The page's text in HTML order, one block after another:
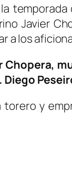
Javier
a los
Chopera,
y